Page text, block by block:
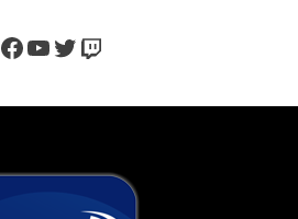
Facebook
YouTube
Twitter
Twitch